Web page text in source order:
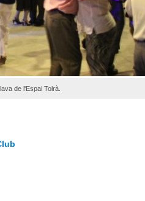
de l'Espai Tolrà.